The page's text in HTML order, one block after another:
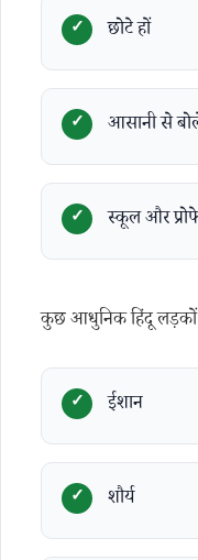
छोटे हों
आसानी से
स्कूल और
कुछ आधुनिक हिंदू
ईशान
शौर्य